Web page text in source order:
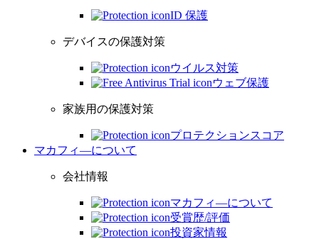
ID 保護
デバイスの保護対策
ウイルス対策
ウェブ保護
家族用の保護対策
プロテクションスコア
マカフィ―について
会社情報
マカフィ―について
受賞歴/評価
投資家情報